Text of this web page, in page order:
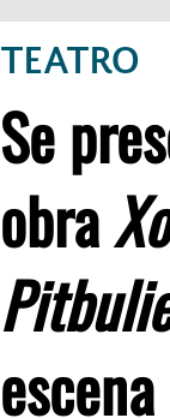
TEATRO
Se
obra